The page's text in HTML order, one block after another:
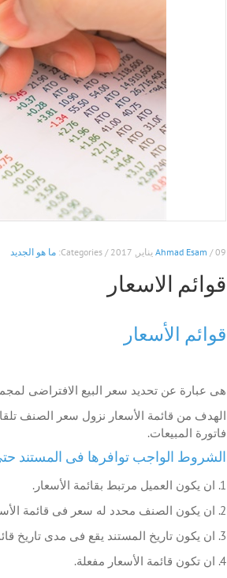
Ahmad Esam / 09 يناير, 2017 / Categories: ما هو الجديد
قوائم الاسعار
قوائم الأسعار
هى عبارة عن تحديد سعر البيع الافتراضى
الهدف من قائمة الأسعار نزول سعر الصنف
فاتورة المبيعات.
الشروط الواجب توافرها فى المستند
1. ان يكون العميل مرتبط بقائمة الأسعار.
2. ان يكون الصنف محدد له سعر فى قائمة الأسعار.
3. ان يكون تاريخ المستند يقع فى مدى تاريخ قائمة الأسعار.
4. ان تكون قائمة الأسعار مفعلة.